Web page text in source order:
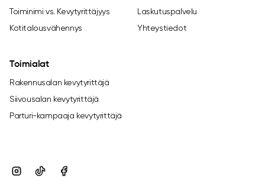
Toiminimi vs. Kevytyrittäjyys
Kotitalousvähennys
Laskutuspalvelu
Yhteystiedot
Toimialat
Rakennusalan kevytyrittäjä
Siivousalan kevytyrittäjä
Parturi-kampaaja kevytyrittäjä